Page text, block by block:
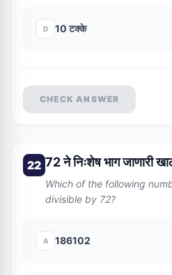
D 10 टक्के
CHECK ANSWER
22 72 ने निःशेष भाग जाणारी
Which of the following
divisible by 72?
A 186102